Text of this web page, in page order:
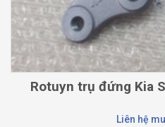
Rotuyn trụ đứng Kia
Liên hệ